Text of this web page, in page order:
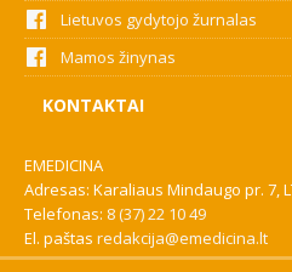
Lietuvos gydytojo žurnalas
Mamos žinynas
KONTAKTAI
EMEDICINA
Adresas: Karaliaus Mindaugo pr. 7,
Telefonas: 8 (37) 22 10 49
El. paštas redakcija@emedicina.lt